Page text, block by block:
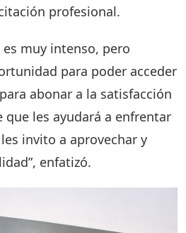
profesional.
es muy intenso, pero
para poder acceder
abonar a la satisfacción
que les ayudará a enfrentar
invito a aprovechar y
enfatizó.